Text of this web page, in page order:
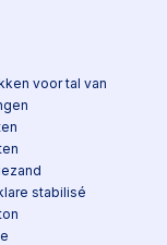
voor tal van
stabilisé